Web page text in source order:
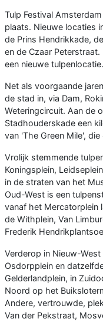
Tulp Festival
plaats. Nieuwe locaties
de Prins Hendrikkade,
en de Czaar
een nieuwe tulpenlocatie.
Net als voorgaande
de stad in, via Dam,
Weteringcircuit. Aan de
Stadhouderskade een
van 'The Green Mile',
Vrolijk stemmende
Koningsplein,
in de straten van het
Oud-West is een
vanaf het Mercatorplein
de Withplein, Van
Frederik
Verderop in Nieuw-
Osdorpplein en
Gelderlandplein, in
Noord op het
Andere, vertrouwde,
Van der Pekstraat,